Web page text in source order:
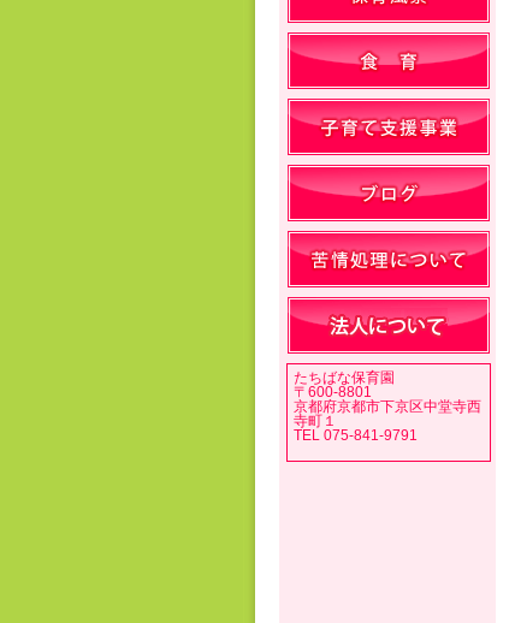
たちばな保育園
〒600-8801
京都府京都市下京区中堂寺西
寺町１
TEL 075-841-9791